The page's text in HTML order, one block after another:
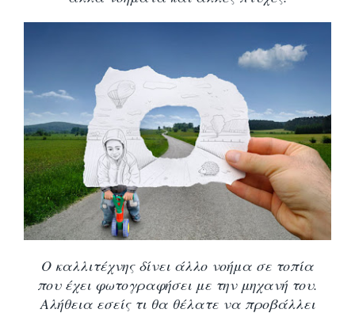
Ο καλλιτέχνης δίνει άλλο νοήμα σε τοπία
που έχει φωτογραφήσει με την μηχανή του.
Αλήθεια εσείς τι θα θέλατε να προβάλλει